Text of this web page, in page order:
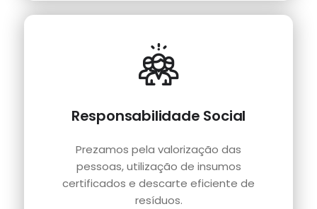
Responsabilidade Social
Prezamos pela valorização das
pessoas, utilização de insumos
certificados e descarte eficiente de
resíduos.